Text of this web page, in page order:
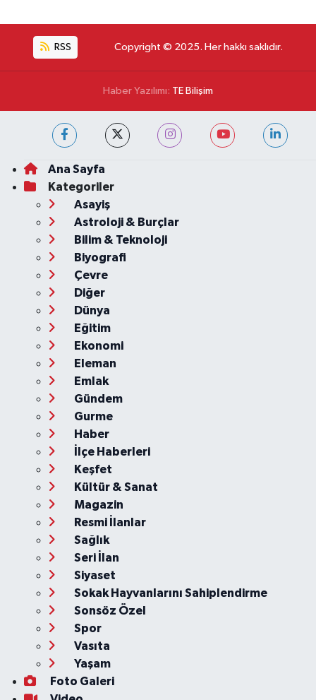
RSS Copyright © 2025. Her hakkı saklıdır.
Haber Yazılımı: TE Bilişim
Ana Sayfa
Kategoriler
Asayiş
Astroloji & Burçlar
Bilim & Teknoloji
Biyografi
Çevre
Diğer
Dünya
Eğitim
Ekonomi
Eleman
Emlak
Gündem
Gurme
Haber
İlçe Haberleri
Keşfet
Kültür & Sanat
Magazin
Resmi İlanlar
Sağlık
Seri İlan
Siyaset
Sokak Hayvanlarını Sahiplendirme
Sonsöz Özel
Spor
Vasıta
Yaşam
Foto Galeri